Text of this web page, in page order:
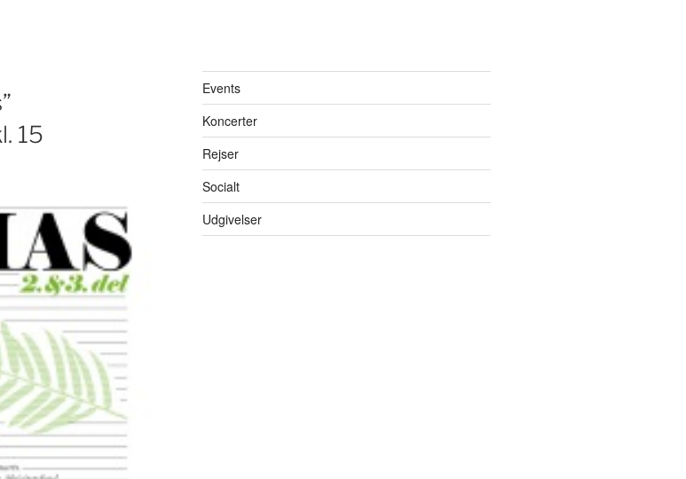
15
Events
Koncerter
Rejser
Socialt
Udgivelser